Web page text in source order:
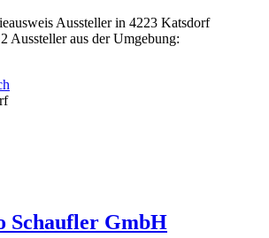
Aussteller in 4223 Katsdorf
Aussteller aus der Umgebung:
Schaufler GmbH